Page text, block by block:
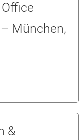
München,
&